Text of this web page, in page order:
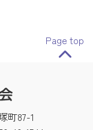
Page top
町87-1